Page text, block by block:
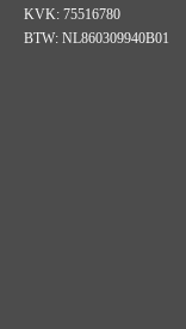
KVK: 75516780
BTW: NL860309940B01